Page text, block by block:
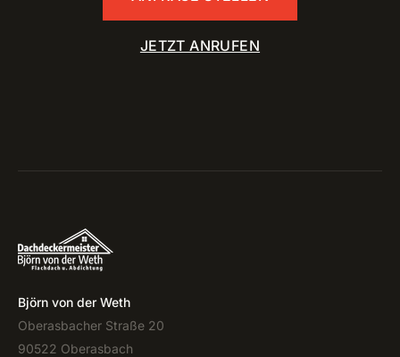
JETZT ANRUFEN
Björn von der Weth
Oberasbacher Straße 20
90522 Oberasbach